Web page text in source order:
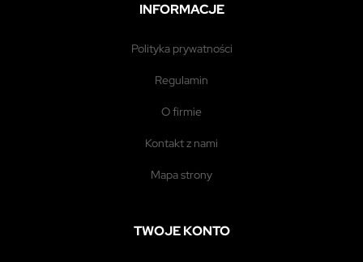
INFORMACJE
polityka prywatności
regulamin
o firmie
kontakt z nami
mapa strony
TWOJE KONTO